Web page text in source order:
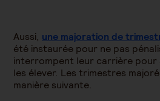
Aussi, une majoration de
été instaurée pour ne pas
interrompent leur carrière pour
les élever. Les trimestres
manière suivante.